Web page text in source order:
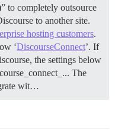
to completely outsource
to another site.
hosting customers.
‘DiscourseConnect’. If
the settings below
The
wit…